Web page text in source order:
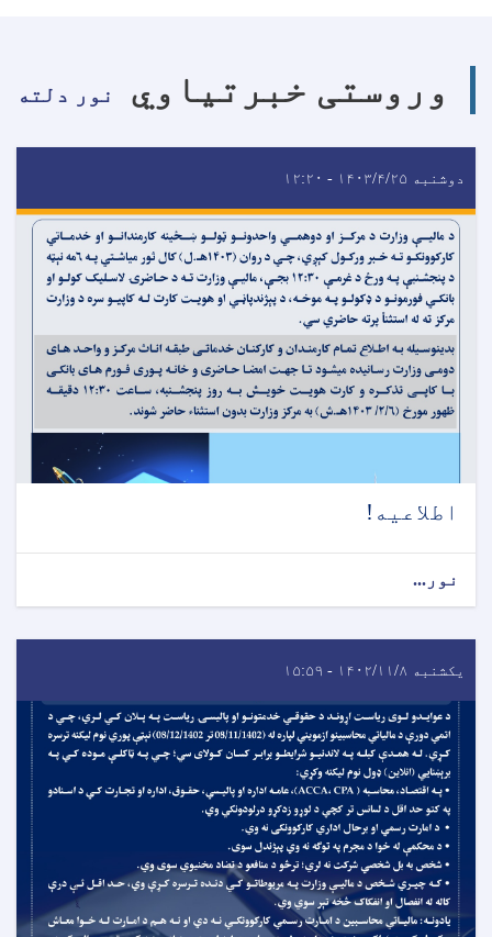
وروستی خبرتیاوي نور دلته
دوشنبه ۱۴۰۳/۴/۲۵ - ۱۲:۲۰
اطلاعیه!
نور...
یکشنبه ۱۴۰۲/۱۱/۸ - ۱۵:۵۹